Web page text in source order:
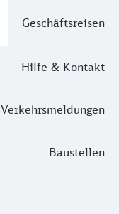
Geschäftsreisen
Hilfe & Kontakt
Verkehrsmeldungen
Baustellen